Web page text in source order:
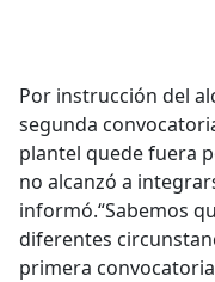
Por instrucción del
segunda
plantel quede fuera
no alcanzó a
informó.“Sabemos
diferentes
primera